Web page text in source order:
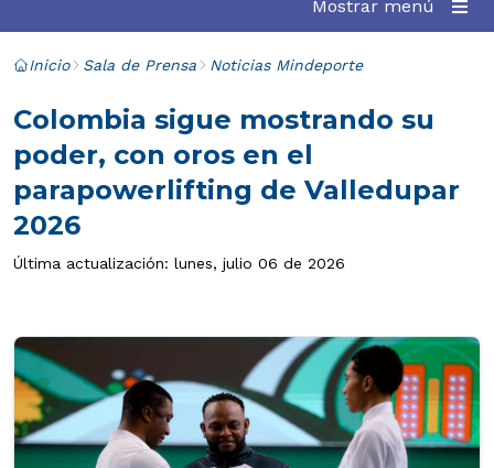
Mostrar menú
Inicio Sala de Prensa Noticias Mindeporte
Colombia sigue mostrando su
poder, con oros en el
parapowerlifting de Valledupar
2026
Última actualización: lunes, julio 06 de 2026